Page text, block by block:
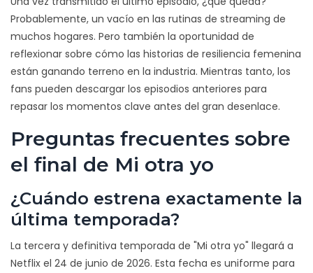
Probablemente, un vacío en las rutinas de streaming de
muchos hogares. Pero también la oportunidad de
reflexionar sobre cómo las historias de resiliencia femenina
están ganando terreno en la industria. Mientras tanto, los
fans pueden descargar los episodios anteriores para
repasar los momentos clave antes del gran desenlace.
Preguntas frecuentes sobre
el final de Mi otra yo
¿Cuándo estrena exactamente la
última temporada?
La tercera y definitiva temporada de "Mi otra yo" llegará a
Netflix el 24 de junio de 2026. Esta fecha es uniforme para